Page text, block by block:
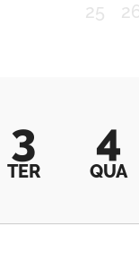
25
3
TER
4
QUA